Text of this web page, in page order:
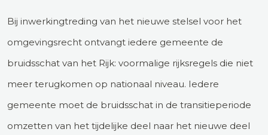
Bij inwerkingtreding van het nieuwe stelsel voor het
omgevingsrecht ontvangt iedere gemeente de
bruidsschat van het Rijk: voormalige rijksregels die niet
meer terugkomen op nationaal niveau. Iedere
gemeente moet de bruidsschat in de transitieperiode
omzetten van het tijdelijke deel naar het nieuwe deel